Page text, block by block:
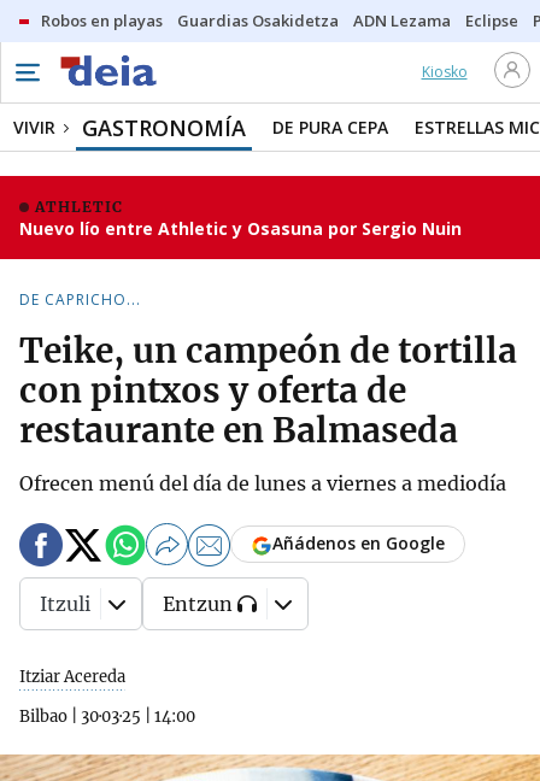
Robos en playas Guardias Osakidetza ADN Lezama Eclipse
Kiosko
VIVIR GASTRONOMÍA DE PURA CEPA ESTRELLAS
ATHLETIC
Nuevo lío entre Athletic y Osasuna por Sergio Nuin
DE CAPRICHO...
Teike, un campeón de tortilla
con pintxos y oferta de
restaurante en Balmaseda
Ofrecen menú del día de lunes a viernes a mediodía
Itziar Acereda
Bilbao
30·03·25 14:00
Añádenos en Google
Itzuli Entzun